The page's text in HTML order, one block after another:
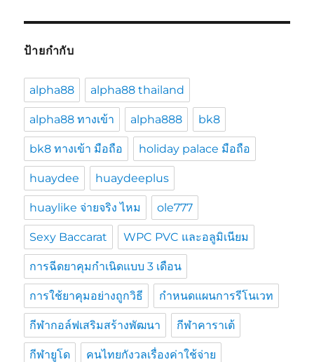
ป้ายกำกับ
alpha88 alpha88 thailand
alpha88 ทางเข้า alpha888 bk8
bk8 ทางเข้า มือถือ holiday palace มือถือ
huaydee huaydeeplus
huaylike จ่ายจริง ไหม ole777
Sexy Baccarat WPC PVC และอลูมิเนียม
การฉีดยาคุมกำเนิดแบบ 3 เดือน
การใช้ยาคุมอย่างถูกวิธี กำหนดแผนการรีโนเวท
กีฬากอล์ฟเสริมสร้างพัฒนา กีฬาคาราเต้
กีฬายูโด คนไทยกังวลเรื่องค่าใช้จ่าย